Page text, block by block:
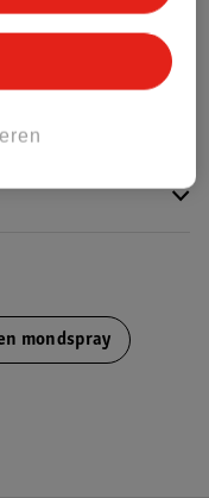
geen Nature
mondspray